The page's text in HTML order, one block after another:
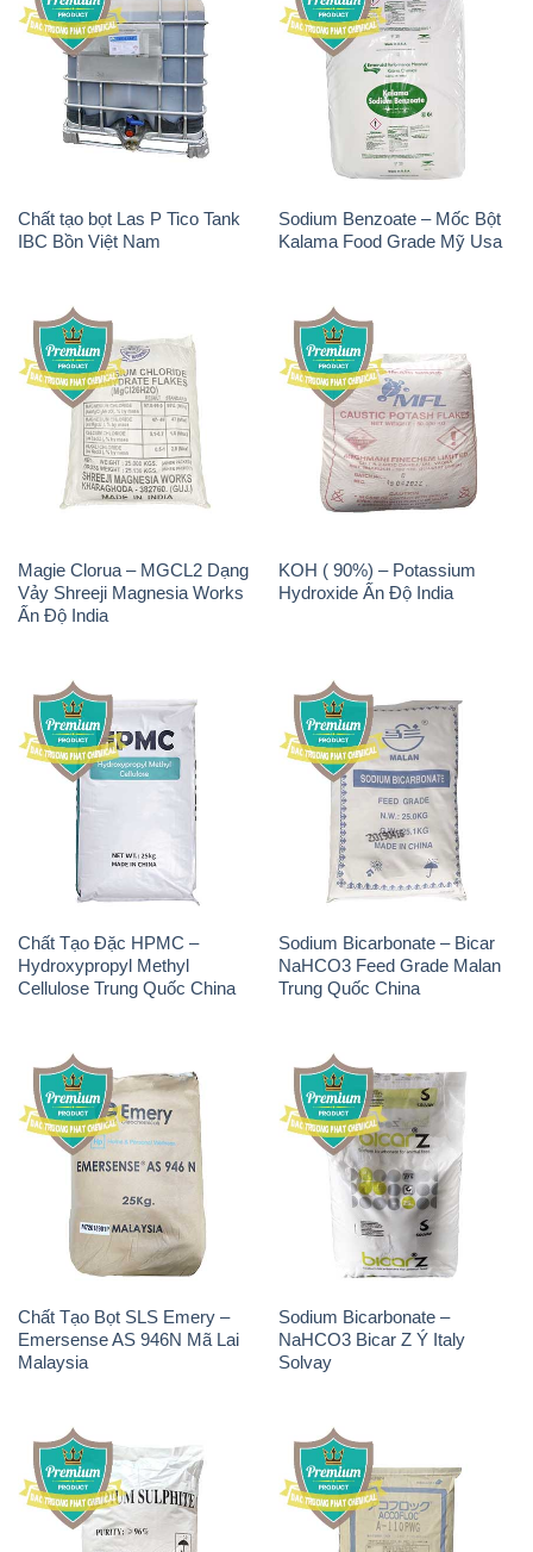
Chất tạo bọt Las P Tico Tank
IBC Bồn Việt Nam
Sodium Benzoate – Mốc Bột
Kalama Food Grade Mỹ Usa
Magie Clorua – MGCL2 Dạng
Vảy Shreeji Magnesia Works
Ấn Độ India
KOH ( 90%) – Potassium
Hydroxide Ấn Độ India
Chất Tạo Đặc HPMC –
Hydroxypropyl Methyl
Cellulose Trung Quốc China
Sodium Bicarbonate – Bicar
NaHCO3 Feed Grade Malan
Trung Quốc China
Chất Tạo Bọt SLS Emery –
Emersense AS 946N Mã Lai
Malaysia
Sodium Bicarbonate –
NaHCO3 Bicar Z Ý Italy
Solvay